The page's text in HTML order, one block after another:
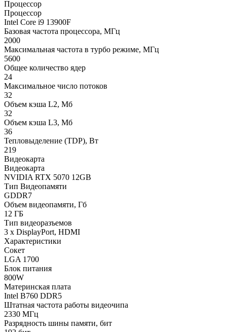
Процессор
Процессор
Intel Core i9 13900F
Базовая частота процессора, МГц
2000
Максимальная частота в турбо режиме, МГц
5600
Общее количество ядер
24
Максимальное число потоков
32
Объем кэша L2, Мб
32
Объем кэша L3, Мб
36
Тепловыделение (TDP), Вт
219
Видеокарта
Видеокарта
NVIDIA RTX 5070 12GB
Тип Видеопамяти
GDDR7
Объем видеопамяти, Гб
12 ГБ
Тип видеоразъемов
3 x DisplayPort, HDMI
Характеристики
Сокет
LGA 1700
Блок питания
800W
Материнская плата
Intel B760 DDR5
Штатная частота работы видеочипа
2330 МГц
Разрядность шины памяти, бит